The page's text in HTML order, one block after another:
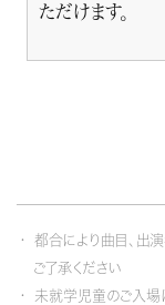
ただけます。
都合により曲目、出
ご了承ください
未就学児童のご入場